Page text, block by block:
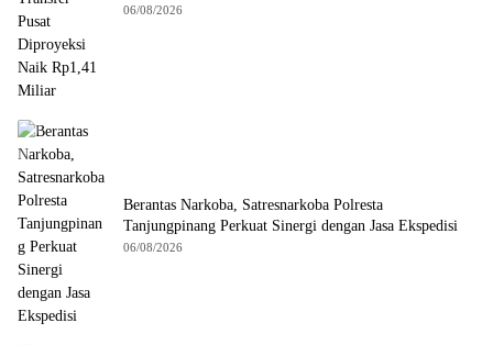
Miliar
06/08/2026
Berantas Narkoba, Satresnarkoba Polresta
Tanjungpinang Perkuat Sinergi dengan Jasa Ekspedisi
06/08/2026